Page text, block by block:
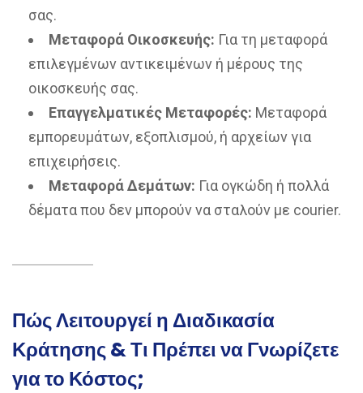
σας.
Μεταφορά Οικοσκευής: Για τη μεταφορά
επιλεγμένων αντικειμένων ή μέρους της
οικοσκευής σας.
Επαγγελματικές Μεταφορές: Μεταφορά
εμπορευμάτων, εξοπλισμού, ή αρχείων για
επιχειρήσεις.
Μεταφορά Δεμάτων: Για ογκώδη ή πολλά
δέματα που δεν μπορούν να σταλούν με courier.
Πώς Λειτουργεί η Διαδικασία
Κράτησης & Τι Πρέπει να Γνωρίζετε
για το Κόστος;